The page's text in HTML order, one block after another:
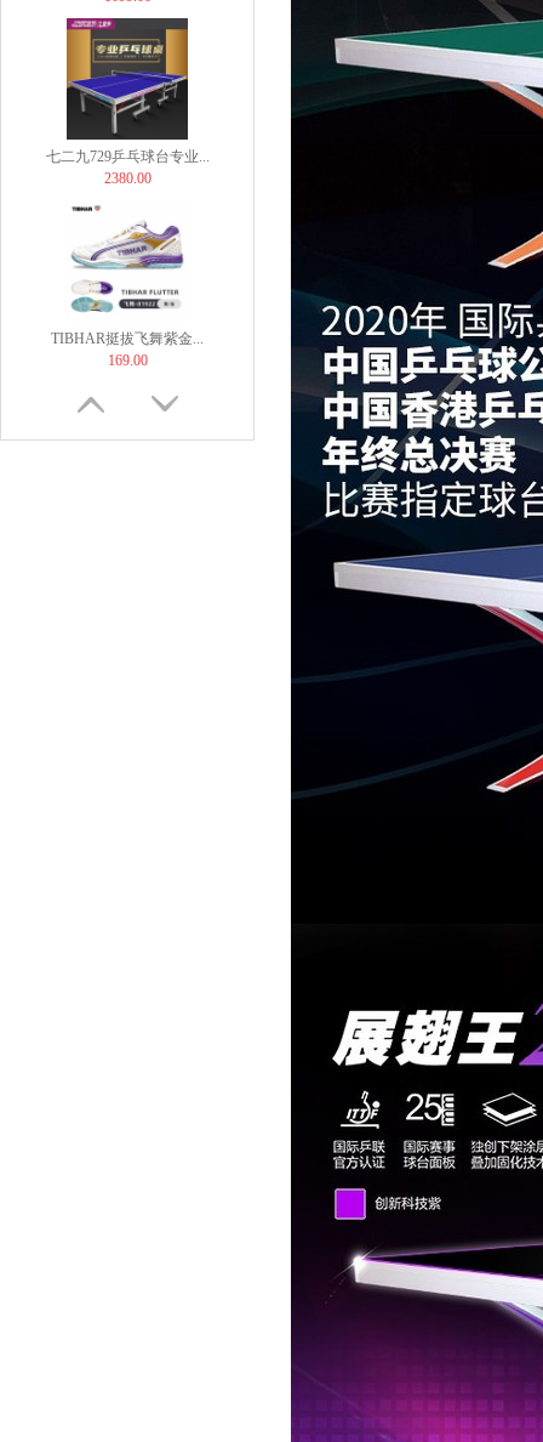
七二九729乒乓球台专业...
2380.00
TIBHAR挺拔飞舞紫金...
169.00